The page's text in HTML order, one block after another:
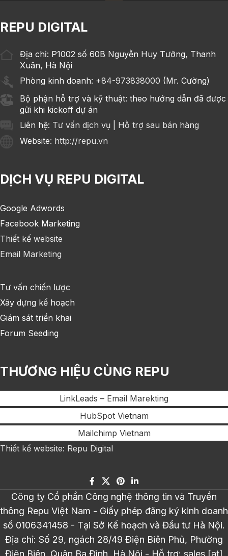
REPU DIGITAL
Địa chỉ: P1002 số 60B Nguyễn Huy Tưởng, Thanh
Xuân, Hà Nội
Phòng kinh doanh: +84-973838000 (Mr. Cường)
Bộ phận hỗ trợ và kỹ thuật: theo hướng dẫn đã được
gửi khi kickoff dự án
Liên hệ: Tư vấn dịch vụ
Hỗ trợ sau bán hàng
Website: http://repu.vn
DỊCH VỤ REPU DIGITAL
Google Adwords
Facebook Marketing
Thiết kế website
Email Marketing
Tư vấn chiến lược
Xây dựng kế hoạch
Giám sát triển khai
Forum Seeding
THƯƠNG HIỆU CÙNG REPU
LinkLeads – Email Marekting
HubSpot Vietnam
Mailchimp Vietnam
Thiết kế website: Repu Digital
Công ty Cổ phần Công nghệ thông tin và Truyền
thông Repu Việt Nam - Giấy phép đăng ký kinh doanh
số 0106341458 - Tại Sở Kế hoạch và Đầu tư Hà Nội.
Địa chỉ: Số 29, ngách 28/49 Điện Biên Phủ, Phường
Điện Biên, Quận Ba Đình, Hà Nội - Hỗ trợ: sales [at]